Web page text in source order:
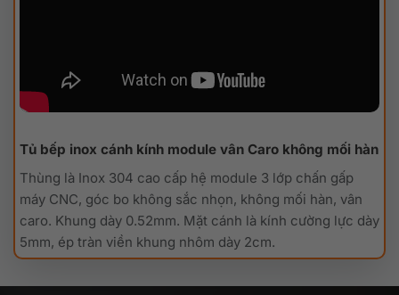
Tủ bếp inox cánh kính module vân Caro không mối hàn
Thùng là Inox 304 cao cấp hệ module 3 lớp chấn gấp
máy CNC, góc bo không sắc nhọn, không mối hàn, vân
caro. Khung dày 0.52mm. Mặt cánh là kính cường lực dày
5mm, ép tràn viền khung nhôm dày 2cm.